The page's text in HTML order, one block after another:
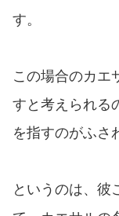
す。
この場合のカエ
すと考えられる
を指すのがふさ
というのは、彼